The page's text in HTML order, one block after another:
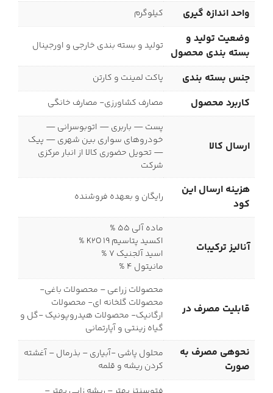
واحد اندازه گیری کیلوگرم
وضعیت تولید و
بسته بندی محصول
تولید و بسته بندی خارجی و اورجینال
جنس بسته بندی پاکت لمینت و کارتن
کاربرد محصول مصارف کشاورزی- مصارف خانگی
ارسال کالا
پست — باربری — اتوبوسرانی —
خودروهای سواری بین شهری — پیک
— تحویل حضوری کالا از انبار مرکزی
شرکت
هزینه ارسال این
کود
رایگان و بعهده فروشنده
آنالیز ترکیبات
ماده آلی 55 %
اکسید پتاسیم K2O 19 %
اسید آلجنیک 7 %
مانیتول 4 %
قابلیت مصرف در
محصولات زراعی – محصولات باغی-
محصولات گلخانه ای- محصولات
ارگانیک- محصولات هیدروپونیک -گل و
گیاه زینتی و آپارتمانی
نحوهی مصرف به
صورت
محلول پاشی -آبیاری – بذرمال – آغشته
کردن ریشه و قلمه